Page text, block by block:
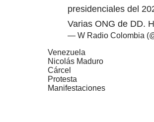
presidenciales del
Varias ONG de DD.
— W Radio Colombia
Venezuela
Nicolás Maduro
Cárcel
Protesta
Manifestaciones